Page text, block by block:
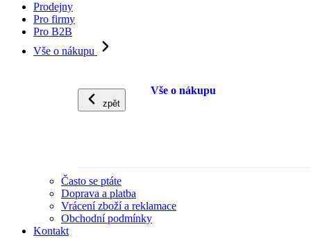
Prodejny
Pro firmy
Pro B2B
Vše o nákupu
zpět
Vše o nákupu
Často se ptáte
Doprava a platba
Vrácení zboží a reklamace
Obchodní podmínky
Kontakt